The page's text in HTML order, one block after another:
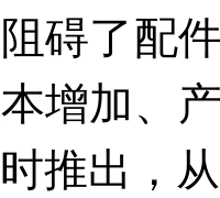
碍了配
增加、
推出，